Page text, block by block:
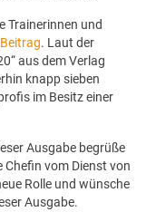
Trainerinnen und
. Laut der
aus dem Verlag
knapp sieben
im Besitz einer
Ausgabe begrüße
Chefin vom Dienst von
Rolle und wünsche
Ausgabe.